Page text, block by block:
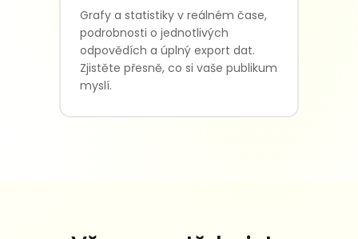
Grafy a statistiky v reálném čase,
podrobnosti o jednotlivých
odpovědích a úplný export dat.
Zjistěte přesně, co si vaše publikum
myslí.